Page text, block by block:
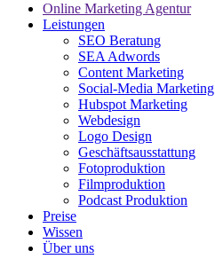
Online Marketing Agentur
Leistungen
SEO Beratung
SEA Adwords
Content Marketing
Social-Media Marketing
Hubspot Marketing
Webdesign
Logo Design
Geschäftsausstattung
Fotoproduktion
Filmproduktion
Podcast Produktion
Preise
Wissen
Über uns